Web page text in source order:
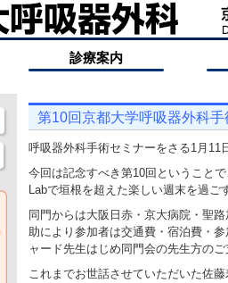
診療案内
第10回京都大学呼吸器外科
呼吸器外科手術セミナーをさる1月11
今回は記念すべき第10回ということ
Labで垣根を超えた楽しい週末を過ご
同門からは大阪日赤・京大病院・聖
助により参加者は交通費・宿泊費・
ャード先生はじめ同門会の先生方の
これまでお世話させていただいた佐